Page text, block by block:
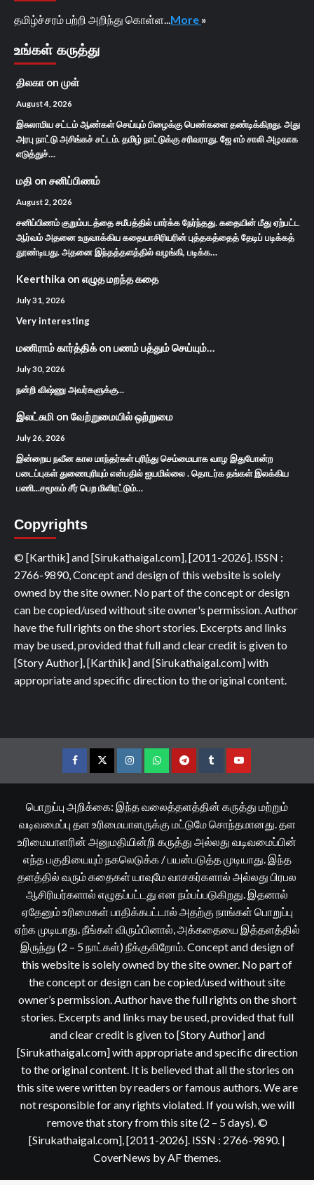
தமிழ்ச்சரம் பற்றி அறிந்து கொள்ள... More »
உங்கள் கருத்து
திலகா on முள்
August 4, 2026
இசுலாமிய சட்டம் ஆண்கள் செய்யும் பிழைக்கு பெண்களை தண்டிக்கிறது. அது
அரபு நாட்டு அசிங்கச் சட்டம். தமிழ் நாட்டுக்கு சரிவராது. ஜே எம் சாலி அழகாக
எடுத்துச்…
மதி on சனிப்பிணம்
August 2, 2026
சனிப்பிணம் குறும்படத்தை சமீபத்தில் பார்க்க நேர்ந்தது. கதையின் மீது ஏற்பட்ட
ஆர்வம் அதனை உருவாக்கிய கதையாசிரியரின் புத்தகத்தைத் தேடிப் படிக்கத்
தூண்டியது. அதனை இந்தத்தளத்தில் வழங்கி, படிக்க…
Keerthika on எழுத மறந்த கதை
July 31, 2026
Very interesting
மணிராம் கார்த்திக்on பணம் பத்தும் செய்யும்…
July 30, 2026
நன்றி விஷ்ணு அவர்களுக்கு...
இலட்சுமி on வேற்றுமையில் ஒற்றுமை
July 26, 2026
இன்றைய நவீன கால மாந்தர்கள் புரிந்து செம்மையாக வாழ இதுபோன்ற
படைப்புகள் துணைபுரியும் என்பதில் ஐயமில்லை . தொடர்க தங்கள் இலக்கிய
பணி...சமூகம் சீர் பெற மிளிரட்டும்…
Copyrights
© [Karthik] and [Sirukathaigal.com], [2011-2026]. ISSN :
2766-9890, Concept and design of this website is solely
owned by the site owner. No part of the concept or design
can be copied/used without site owner's permission. Author
have the full rights on the short stories. Excerpts and links
may be used, provided that full and clear credit is given to
[Story Author], [Karthik] and [Sirukathaigal.com] with
appropriate and specific direction to the original content.
FacebookTwitterInstagramWhatsappTelegramTumblrYouTube
பொறுப்பு அறிக்கை: இந்த வலைத்தளத்தின் கருத்து மற்றும்
வடிவமைப்பு தள உரிமையாளருக்கு மட்டுமே சொந்தமானது. தள
உரிமையாளரின் அனுமதியின்றி கருத்து அல்லது வடிவமைப்பின்
எந்த பகுதியையும் நகலெடுக்க / பயன்படுத்த முடியாது. இந்த
தளத்தில் வரும் கதைகள் யாவுமே வாசகர்களால் அல்லது பிரபல
ஆசிரியர்களால் எழுதப்பட்டது என நம்பப்படுகிறது. இதனால்
ஏதேனும் உரிமைகள் பாதிக்கபட்டால் அதற்கு நாங்கள் பொறுப்பு
ஏற்க முடியாது. நீங்கள் விரும்பினால், அக்கதையை இத்தளத்தில்
இருந்து (2 – 5 நாட்கள்) நீக்குகிறோம். Concept and design of
this website is solely owned by the site owner. No part of
the concept or design can be copied/used without site
owner’s permission. Author have the full rights on the short
stories. Excerpts and links may be used, provided that full
and clear credit is given to [Story Author] and
[Sirukathaigal.com] with appropriate and specific direction
to the original content. It is believed that all the stories on
this site were written by readers or famous authors. We are
not responsible for any rights violated. If you wish, we will
remove that story from this site (2 – 5 days). ©
[Sirukathaigal.com], [2011-2026]. ISSN : 2766-9890. |
CoverNews by AF themes.